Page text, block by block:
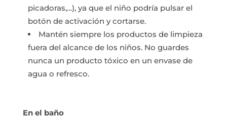
picadoras,…), ya que el niño podría pulsar el
botón de activación y cortarse.
Mantén siempre los productos de limpieza
fuera del alcance de los niños. No guardes
nunca un producto tóxico en un envase de
agua o refresco.
En el baño